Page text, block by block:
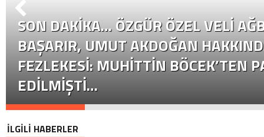
SON DAKİKA… ÖZGÜR ÖZEL VELI
BAŞARIR, UMUT AKDOĞAN
FEZLEKESI: MUHITTIN BÖCEK’TEN
EDILMIŞTI…
İLGİLİ HABERLER